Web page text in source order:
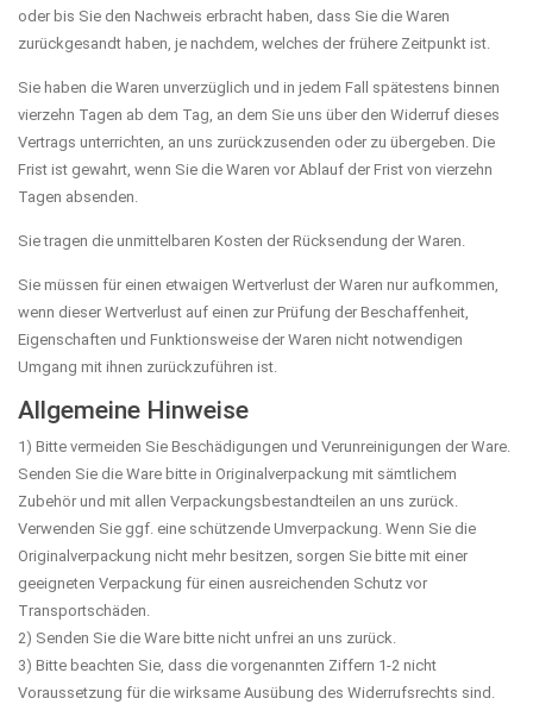
oder bis Sie den Nachweis erbracht haben, dass Sie die Waren
zurückgesandt haben, je nachdem, welches der frühere Zeitpunkt ist.
Sie haben die Waren unverzüglich und in jedem Fall spätestens binnen
vierzehn Tagen ab dem Tag, an dem Sie uns über den Widerruf dieses
Vertrags unterrichten, an uns zurückzusenden oder zu übergeben. Die
Frist ist gewahrt, wenn Sie die Waren vor Ablauf der Frist von vierzehn
Tagen absenden.
Sie tragen die unmittelbaren Kosten der Rücksendung der Waren.
Sie müssen für einen etwaigen Wertverlust der Waren nur aufkommen,
wenn dieser Wertverlust auf einen zur Prüfung der Beschaffenheit,
Eigenschaften und Funktionsweise der Waren nicht notwendigen
Umgang mit ihnen zurückzuführen ist.
Allgemeine Hinweise
1) Bitte vermeiden Sie Beschädigungen und Verunreinigungen der Ware.
Senden Sie die Ware bitte in Originalverpackung mit sämtlichem
Zubehör und mit allen Verpackungsbestandteilen an uns zurück.
Verwenden Sie ggf. eine schützende Umverpackung. Wenn Sie die
Originalverpackung nicht mehr besitzen, sorgen Sie bitte mit einer
geeigneten Verpackung für einen ausreichenden Schutz vor
Transportschäden.
2) Senden Sie die Ware bitte nicht unfrei an uns zurück.
3) Bitte beachten Sie, dass die vorgenannten Ziffern 1-2 nicht
Voraussetzung für die wirksame Ausübung des Widerrufsrechts sind.